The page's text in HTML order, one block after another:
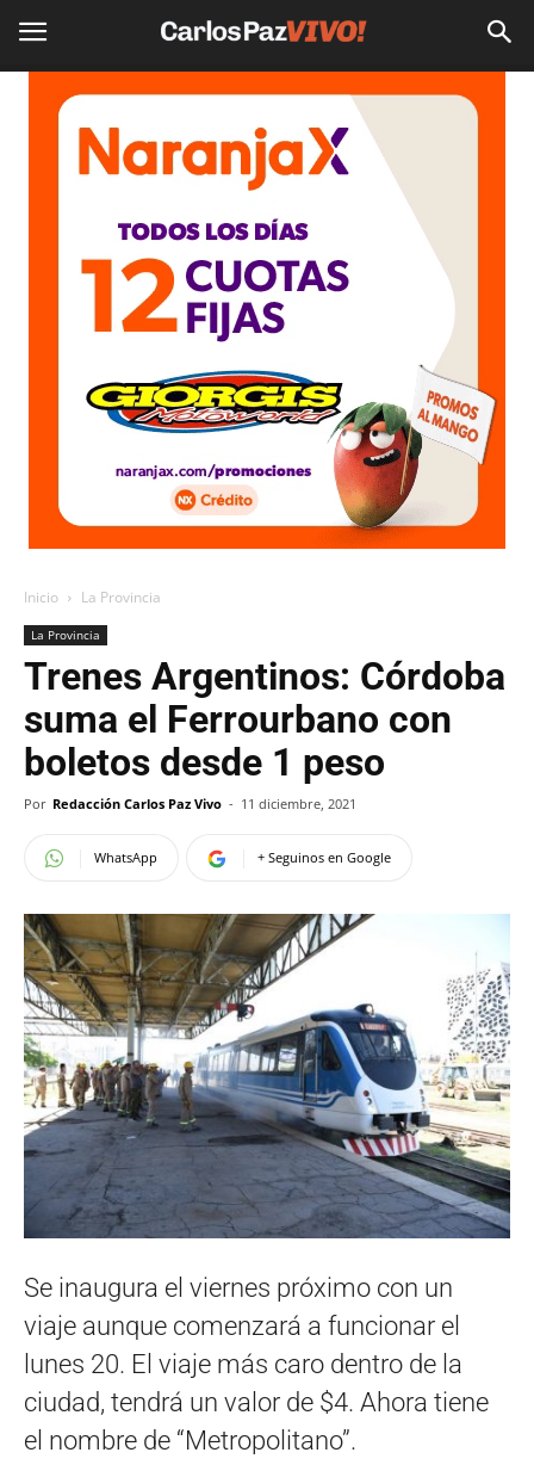
Inicio La Provincia
La Provincia
Trenes Argentinos: Córdoba
suma el Ferrourbano con
boletos desde 1 peso
Por Redacción Carlos Paz Vivo - 11 diciembre, 2021
WhatsApp + Seguinos en Google
Se inaugura el viernes próximo con un
viaje aunque comenzará a funcionar el
lunes 20. El viaje más caro dentro de la
ciudad, tendrá un valor de $4. Ahora tiene
el nombre de “Metropolitano”.